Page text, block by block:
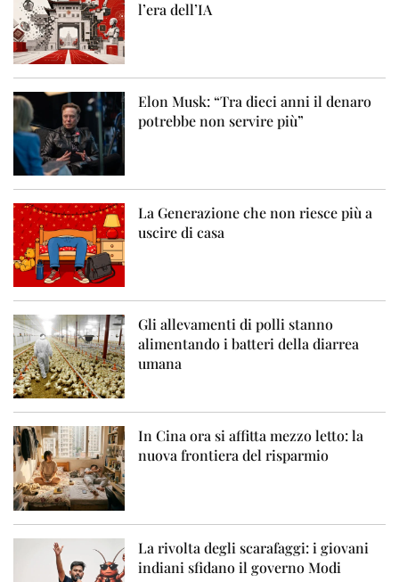
l’era dell’IA
Elon Musk: “Tra dieci anni il denaro
potrebbe non servire più”
La Generazione che non riesce più a
uscire di casa
Gli allevamenti di polli stanno
alimentando i batteri della diarrea
umana
In Cina ora si affitta mezzo letto: la
nuova frontiera del risparmio
La rivolta degli scarafaggi: i giovani
indiani sfidano il governo Modi